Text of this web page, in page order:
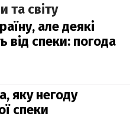
та світу
але деякі
від спеки: погода
яку негоду
спеки